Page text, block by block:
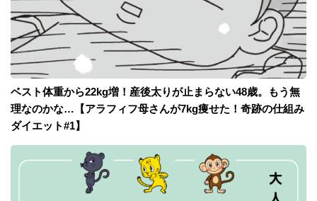
ベスト体重から22kg増！産後太りが止まらない48歳。もう無
理なのかな…【アラフィフ母さんが7kg痩せた！奇跡の仕組み
ダイエット#1】